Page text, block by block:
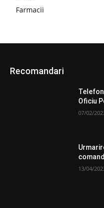
Farmacii
Recomandari
Oficiu
07/02/
13/04/